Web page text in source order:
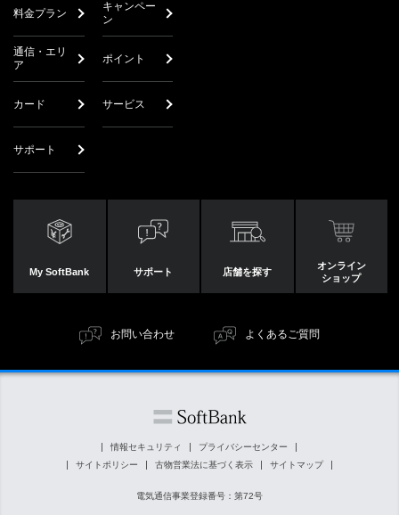
料金プラン
キャンペー
ン
通信・エリ
ア
ポイント
カード サービス
サポート
My SoftBank サポート 店舗を探す
オンライン
ショップ
お問い合わせ よくあるご質問
情報セキュリティ
プライバシーセンター
サイトポリシー
古物営業法に基づく表示 サイトマップ
電気通信事業登録番号：第72号